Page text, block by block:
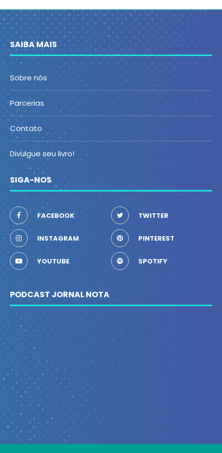
SAIBA MAIS
Sobre nós
Parcerias
Contato
Divulgue seu livro!
SIGA-NOS
FACEBOOK TWITTER
INSTAGRAM PINTEREST
YOUTUBE SPOTIFY
PODCAST JORNAL NOTA